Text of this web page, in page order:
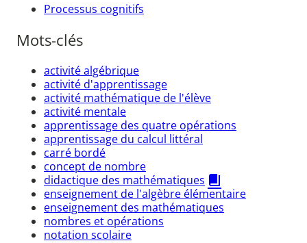
Processus cognitifs
Mots-clés
activité algébrique
activité d'apprentissage
activité mathématique de l'élève
activité mentale
apprentissage des quatre opérations
apprentissage du calcul littéral
carré bordé
concept de nombre
didactique des mathématiques
enseignement de l'algèbre élémentaire
enseignement des mathématiques
nombres et opérations
notation scolaire